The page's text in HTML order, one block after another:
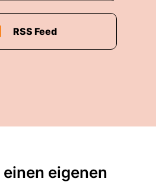
RSS Feed
eigenen